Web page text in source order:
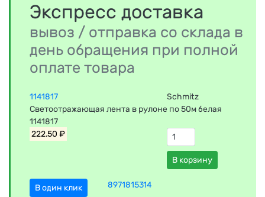
Экспресс доставка
вывоз / отправка со склада в
день обращения при полной
оплате товара
1141817
Schmitz
Светоотражающая лента в рулоне по 50м белая
1141817
222.50 ₽
В корзину
В один клик 8971815314